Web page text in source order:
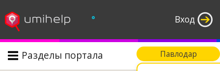
Вход
°
Павлодар
Разделы портала Поиск